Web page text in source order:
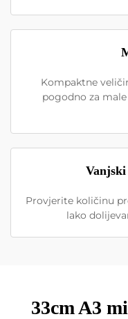
Kompaktne
pogodno za
Provjerite količinu
lako
33cm A3